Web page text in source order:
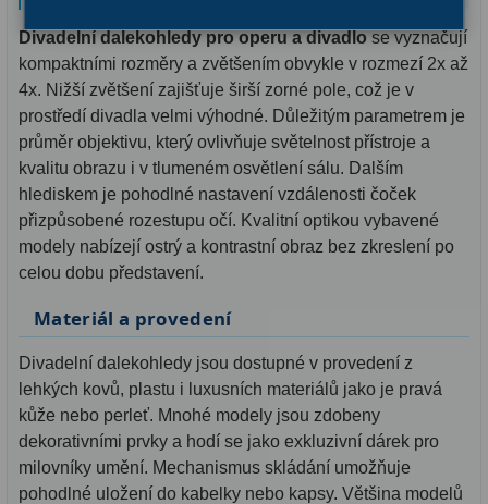
Příslušenství54
Redukce 1,25" a 2" 17
Svítilny5
Čištění28
Binohlavy3
Montáže93
Azimutální AZ5
Paralaktické EQ19
Fotografické montáže
Divadelní dalekohledy pro operu a divadlose vyznačují
kompaktními rozměry a zvětšením obvykle v rozmezí 2x až
4x. Nižší zvětšení zajišťuje širší zorné pole, což je v
prostředí divadla velmi výhodné. Důležitým parametrem je
průměr objektivu, který ovlivňuje světelnost přístroje a
kvalitu obrazu i v tlumeném osvětlení sálu. Dalším
hlediskem je pohodlné nastavení vzdálenosti čoček
přizpůsobené rozestupu očí. Kvalitní optikou vybavené
modely nabízejí ostrý a kontrastní obraz bez zkreslení po
celou dobu představení.
Materiál a provedení
Divadelní dalekohledy jsou dostupné v provedení z
lehkých kovů, plastu i luxusních materiálů jako je pravá
kůže nebo perleť. Mnohé modely jsou zdobeny
dekorativními prvky a hodí se jako exkluzivní dárek pro
milovníky umění. Mechanismus skládání umožňuje
pohodlné uložení do kabelky nebo kapsy. Většina modelů